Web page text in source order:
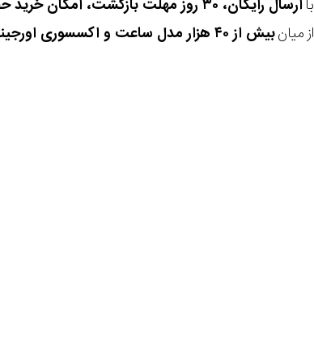
باارسال رایگان، ۳۰ روز مهلت بازگشت، امکان خرید حضوری و انتخاب بین ۳ محصول
از میانبیش از ۴۰ هزار مدل ساعت و اکسسوری اورجینال